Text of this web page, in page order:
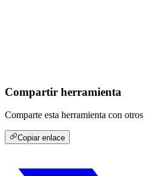
Compartir herramienta
Comparte esta herramienta con otros
Copiar enlace